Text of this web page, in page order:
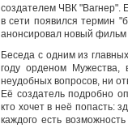
создателем ЧВК "Вагнер".
в сети появился термин
анонсировал новый
Беседа с одним из
году орденом Мужества,
неудобных вопросов, ни
Её создатель подробно
кто хочет в неё попасть:
каждого есть